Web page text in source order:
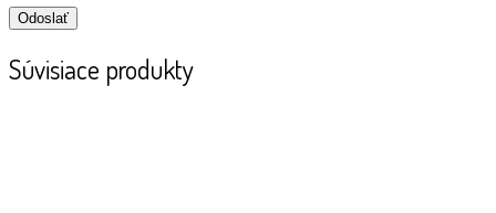
Súvisiace produkty